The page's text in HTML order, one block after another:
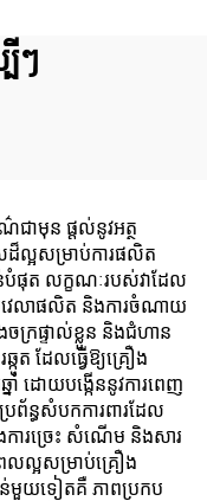
ៗ
ាមុន ផ្តល់នូវអត្ថ
សដ៏ល្អសម្រាប់ការផលិត
ផុត លក្ខណៈរបស់វាដែល
វេលាផលិត និងការចំណាយ
ក្រផ្ទាល់ខ្លួន និងជំហាន
កូត ដែលធ្វើឱ្យគ្រឿង
ាំ ដោយបង្កើននូវការពេញ
ន្ធសំបកការពារដែល
ការច្រេះ សំណើម និងសារ
ពលល្អសម្រាប់គ្រឿង
ន់មួយទៀតគឺ ភាពប្រកប